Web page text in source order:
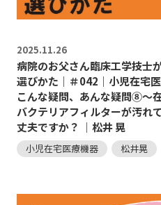
2025.11.26
病院のお父さん臨床工学技士
選びかた｜＃042｜小児在宅
こんな疑問、あんな疑問⑧～
バクテリアフィルターが汚れ
丈夫ですか？ ｜松井 晃
小児在宅医療機器 松井晃